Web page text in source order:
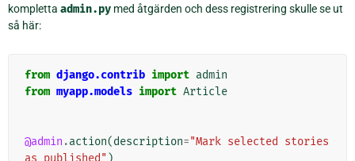
kompletta admin.py med åtgärden och dess registrering skulle se ut
så här:
from django.contrib import admin
from myapp.models import Article
@admin .action(description="Mark selected stories